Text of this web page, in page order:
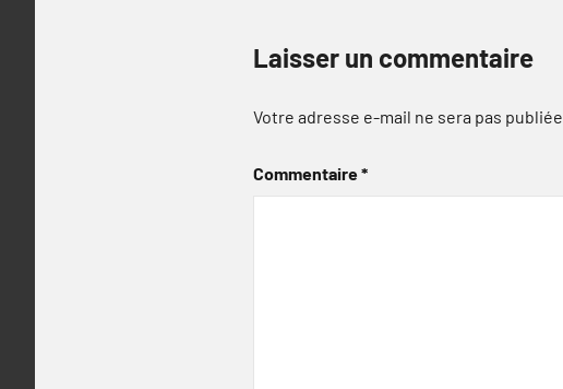
Laisser un commentaire
Votre adresse e-mail ne sera pas publiée.
Commentaire*